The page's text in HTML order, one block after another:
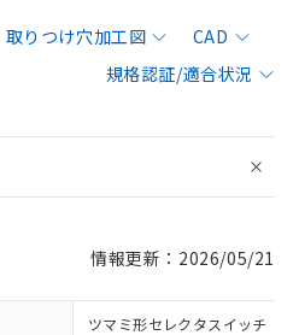
取りつけ穴加工図
CAD
規格認証/適合状況
情報更新：2026/05/21
ツマミ形セレクタスイッチ